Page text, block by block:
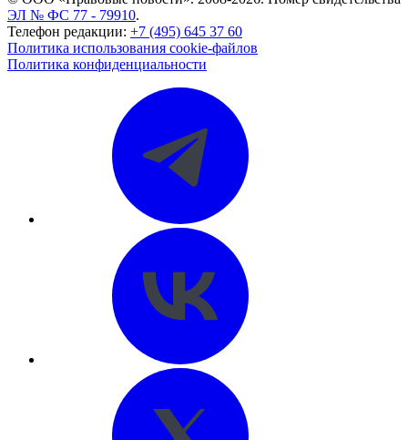
ЭЛ № ФС 77 - 79910.
Телефон редакции: +7 (495) 645 37 60
Политика использования cookie-файлов
Политика конфиденциальности